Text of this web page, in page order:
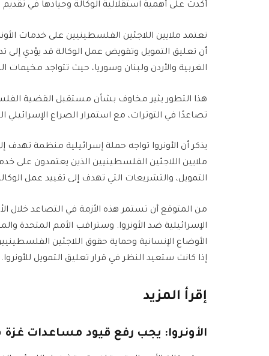
أكدت على أهمية استقلالية الوكالة وحيادها في
تعتمد ملايين اللاجئين الفلسطينيين على خدمات
أن تعليق التمويل وتقويض عمل الوكالة قد يؤدي إلى
الغربية والأردن ولبنان وسوريا، حيث تتواجد مخيمات
هذا التطور يثير مخاوف بشأن مستقبل القضية
تصاعدًا في التوترات، مع استمرار الصراع
يذكر أن الأونروا تواجه حملة إسرائيلية منظمة
ملايين اللاجئين الفلسطينيين الذين يعتمدون
التمويل، والتشريعات التي تهدف إلى تقييد عمل
من المتوقع أن تستمر هذه الأزمة في التصاعد خلال
الإسرائيلية ضد الأونروا. وستراقب الأمم المتحدة
الأوضاع الإنسانية وحماية حقوق اللاجئين
إذا كانت ستعيد النظر في قرار تعليق التمويل للأونروا.
إقرأ المزيد
الأونروا: يجب رفع قيود مساعدات غزة